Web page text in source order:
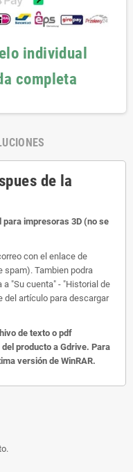
individual
completa
de la
para impresoras 3D (no se
con el enlace de
spam). Tambien podra
"Su cuenta" - "Historial de
del artículo para descargar
de texto o pdf
producto a Gdrive. Para
versión de WinRAR.